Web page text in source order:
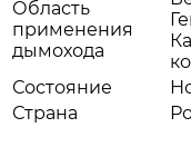
Область
применения
дымохода
Состояние
Страна